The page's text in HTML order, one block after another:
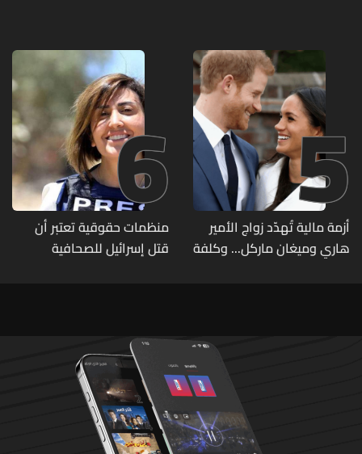
5
أزمة مالية تُهدّد زواج الأمير
هاري وميغان ماركل... وكلفة
6
منظمات حقوقية تعتبر أن
قتل إسرائيل للصحافية